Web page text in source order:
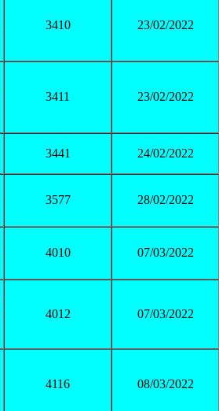
3410 23/02/2022
3411 23/02/2022
3441 24/02/2022
3577 28/02/2022
4010 07/03/2022
4012 07/03/2022
4116 08/03/2022